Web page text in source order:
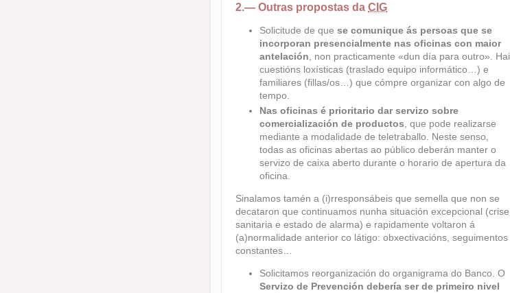
2.— Outras propostas da CIG
Solicitude de que se comunique ás persoas que se
incorporan presencialmente nas oficinas con maior
antelación , non practicamente «dun día para outro». Hai
cuestións loxísticas (traslado equipo informático…) e
familiares (fillas/os…) que cómpre organizar con algo de
tempo.
Nas oficinas é prioritario dar servizo sobre
comercialización de productos, que pode realizarse
mediante a modalidade de teletraballo. Neste senso,
todas as oficinas abertas ao público deberán manter o
servizo de caixa aberto durante o horario de apertura da
oficina.
Sinalamos tamén a (i)rresponsábeis que semella que non se
decataron que continuamos nunha situación excepcional (crise
sanitaria e estado de alarma) e rapidamente voltaron á
(a)normalidade anterior co látigo: obxectivacións, seguimentos
constantes…
Solicitamos reorganización do organigrama do Banco. O
Servizo de Prevención debería ser de primeiro nivel